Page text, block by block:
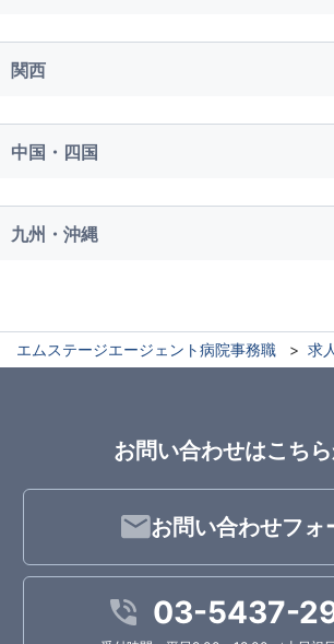
関西
中国・四国
九州・沖縄
エムステージエージェント病院事務職 求
お問い合わせはこち
お問い合わせフォ
03-5437-